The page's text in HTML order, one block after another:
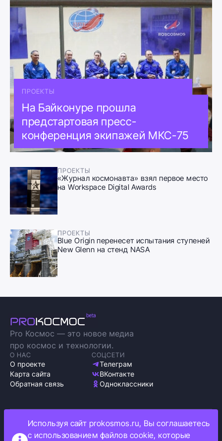
ПРОЕКТЫ
На Байконуре прошла
предстартовая пресс-
конференция экипажей МКС-75
ПРОЕКТЫ
«Журнал космонавта» взял первое место
на Workspace Digital Awards
ПРОЕКТЫ
Blue Origin перенесет испытания ступеней
New Glenn на стенд NASA
Pro Космос — это новое медиа
про космос и технологии.
О НАС
О проекте
Карта сайта
Обратная связь
СОЦСЕТИ
Телеграм
ВКонтакте
Одноклассники
Политика обработки персональных данных
Используя сайт prokosmos.ru, Вы соглашаетесь
с использованием файлов cookie, которые